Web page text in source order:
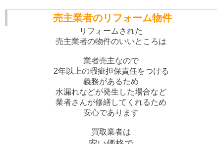
売主業者のリフォーム物件
リフォームされた
売主業者の物件のいいところは
業者売主なので
2年以上の瑕疵担保責任をつける
義務があるため
水漏れなどが発生した場合など
業者さんが修繕してくれるため
安心であります
買取業者は